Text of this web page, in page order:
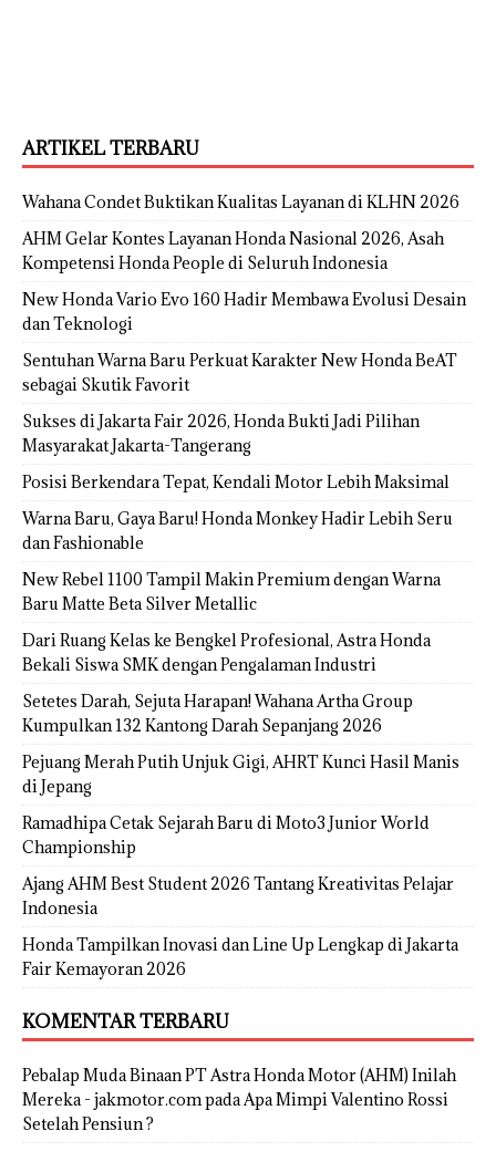
ARTIKEL TERBARU
Wahana Condet Buktikan Kualitas Layanan di KLHN 2026
AHM Gelar Kontes Layanan Honda Nasional 2026, Asah
Kompetensi Honda People di Seluruh Indonesia
New Honda Vario Evo 160 Hadir Membawa Evolusi Desain
dan Teknologi
Sentuhan Warna Baru Perkuat Karakter New Honda BeAT
sebagai Skutik Favorit
Sukses di Jakarta Fair 2026, Honda Bukti Jadi Pilihan
Masyarakat Jakarta-Tangerang
Posisi Berkendara Tepat, Kendali Motor Lebih Maksimal
Warna Baru, Gaya Baru! Honda Monkey Hadir Lebih Seru
dan Fashionable
New Rebel 1100 Tampil Makin Premium dengan Warna
Baru Matte Beta Silver Metallic
Dari Ruang Kelas ke Bengkel Profesional, Astra Honda
Bekali Siswa SMK dengan Pengalaman Industri
Setetes Darah, Sejuta Harapan! Wahana Artha Group
Kumpulkan 132 Kantong Darah Sepanjang 2026
Pejuang Merah Putih Unjuk Gigi, AHRT Kunci Hasil Manis
di Jepang
Ramadhipa Cetak Sejarah Baru di Moto3 Junior World
Championship
Ajang AHM Best Student 2026 Tantang Kreativitas Pelajar
Indonesia
Honda Tampilkan Inovasi dan Line Up Lengkap di Jakarta
Fair Kemayoran 2026
KOMENTAR TERBARU
Pebalap Muda Binaan PT Astra Honda Motor (AHM) Inilah
Mereka - jakmotor.compadaApa Mimpi Valentino Rossi
Setelah Pensiun ?